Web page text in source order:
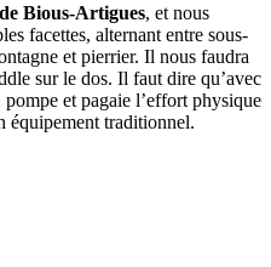
Bious-Artigues, et nous
facettes, alternant entre sous-
et pierrier. Il nous faudra
sur le dos. Il faut dire qu’avec
et pagaie l’effort physique
équipement traditionnel.